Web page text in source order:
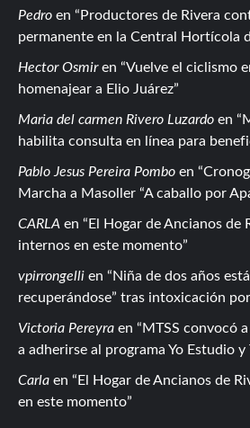
Pedro en
Productores de Rivera
permanente en la Central Hortícola
Hector Osmiren
Vuelve el ciclismo
homenajear a Elio Juárez
Maria del carmen Rivero Luzardo en
habilita consulta en línea para
Pablo Jesus Pereira Pombo en
Marcha a Masoller “A caballo por
CARLA en
El Hogar de Ancianos de
internos en este momento
vpirrongelli en
Niña de dos años
recuperándose” tras intoxicación
Victoria Pereyra en
MTSS convocó
a adherirse al programa Yo Estudio y
Carla en
El Hogar de Ancianos de
en este momento